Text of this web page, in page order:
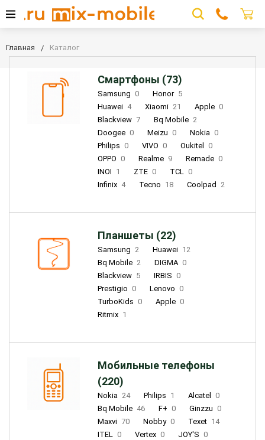
Главная Каталог
Смартфоны (73)
Samsung 0 Honor 5
Huawei 4 Xiaomi 21 Apple 0
Blackview 7 Bq Mobile 2
Doogee 0 Meizu 0 Nokia 0
Philips 0 VIVO 0 Oukitel
0
OPPO 0 Realme 9 Remade 0
INOI 1 ZTE 0 TCL 0
Infinix 4 Tecno 18 Coolpad 2
Планшеты (22)
Samsung 2 Huawei 12
Bq Mobile 2 DIGMA 0
Blackview 5 IRBIS 0
Prestigio 0 Lenovo 0
TurboKids 0 Apple 0
Ritmix 1
Мобильные телефоны
(220)
Nokia 24 Philips 1 Alcatel
0
Bq Mobile 46 F+ 0 Ginzzu 0
Maxvi 70 Nobby 0 Texet 14
ITEL 0 Vertex 0 JOY'S 0